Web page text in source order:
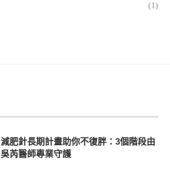
(1)
減肥針長期計畫助你不復胖：3個階段由
吳芮醫師專業守護